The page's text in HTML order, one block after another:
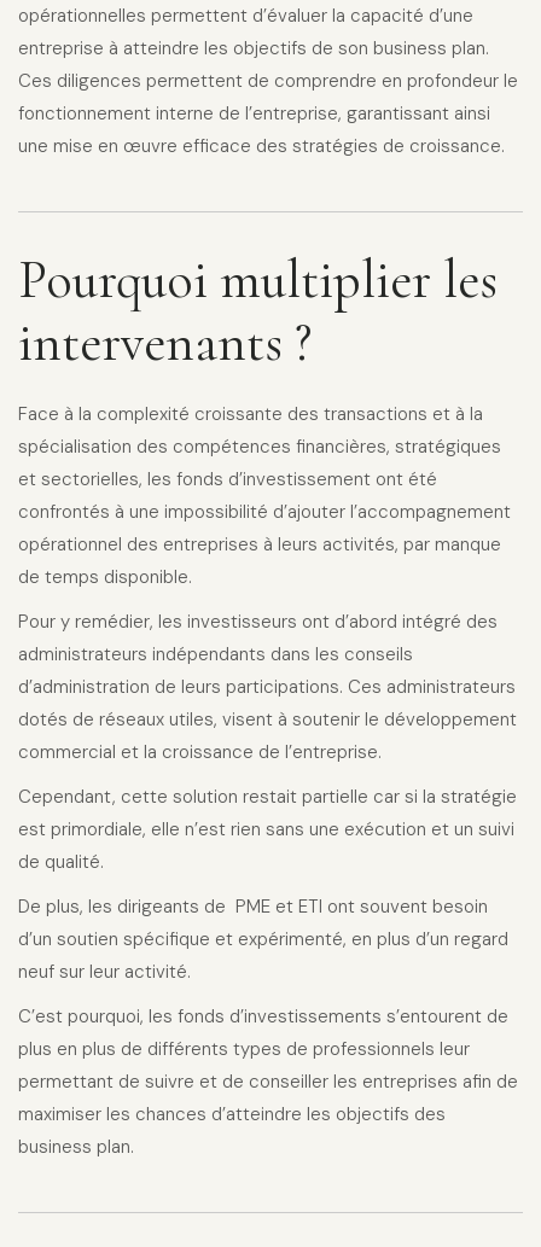
opérationnelles permettent d’évaluer la capacité d’une
entreprise à atteindre les objectifs de son business plan.
Ces diligences permettent de comprendre en profondeur le
fonctionnement interne de l’entreprise, garantissant ainsi
une mise en œuvre efficace des stratégies de croissance.
Pourquoi multiplier les
intervenants ?
Face à la complexité croissante des transactions et à la
spécialisation des compétences financières, stratégiques
et sectorielles, les fonds d’investissement ont été
confrontés à une impossibilité d’ajouter l’accompagnement
opérationnel des entreprises à leurs activités, par manque
de temps disponible.
Pour y remédier, les investisseurs ont d’abord intégré des
administrateurs indépendants dans les conseils
d’administration de leurs participations. Ces administrateurs
dotés de réseaux utiles, visent à soutenir le développement
commercial et la croissance de l’entreprise.
Cependant, cette solution restait partielle car si la stratégie
est primordiale, elle n’est rien sans une exécution et un suivi
de qualité.
De plus, les dirigeants de PME et ETI ont souvent besoin
d’un soutien spécifique et expérimenté, en plus d’un regard
neuf sur leur activité.
C’est pourquoi, les fonds d’investissements s’entourent de
plus en plus de différents types de professionnels leur
permettant de suivre et de conseiller les entreprises afin de
maximiser les chances d’atteindre les objectifs des
business plan.